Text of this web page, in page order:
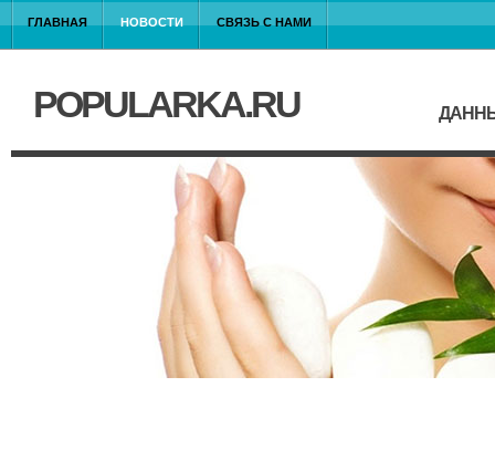
ГЛАВНАЯ НОВОСТИ СВЯЗЬ С НАМИ
POPULARKA.RU